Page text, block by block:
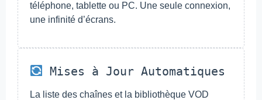
téléphone, tablette ou PC. Une seule connexion,
une infinité d’écrans.
Mises à Jour Automatiques
La liste des chaînes et la bibliothèque VOD